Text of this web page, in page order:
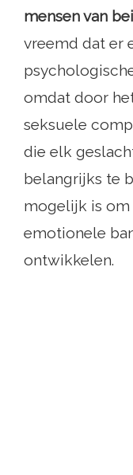
mensen van
vreemd dat er
omdat door
seksuele
die elk
belangrijks te
mogelijk is
emotionele
ontwikkelen.